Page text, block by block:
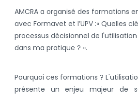
AMCRA a organisé des formations
avec Formavet et l’UPV :« Quelles
processus décisionnel de
dans ma pratique ? ».
Pourquoi ces formations ?
présente un enjeu majeur de